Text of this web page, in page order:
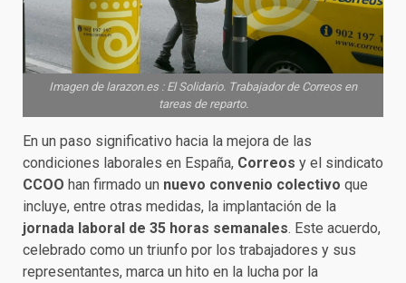
Imagen de larazon.es : El Solidario. Trabajador de Correos en
tareas de reparto.
En un paso significativo hacia la mejora de las
condiciones laborales en España, Correos y el sindicato
CCOO han firmado un nuevo convenio colectivo que
incluye, entre otras medidas, la implantación de la
jornada laboral de 35 horas semanales. Este acuerdo,
celebrado como un triunfo por los trabajadores y sus
representantes, marca un hito en la lucha por la